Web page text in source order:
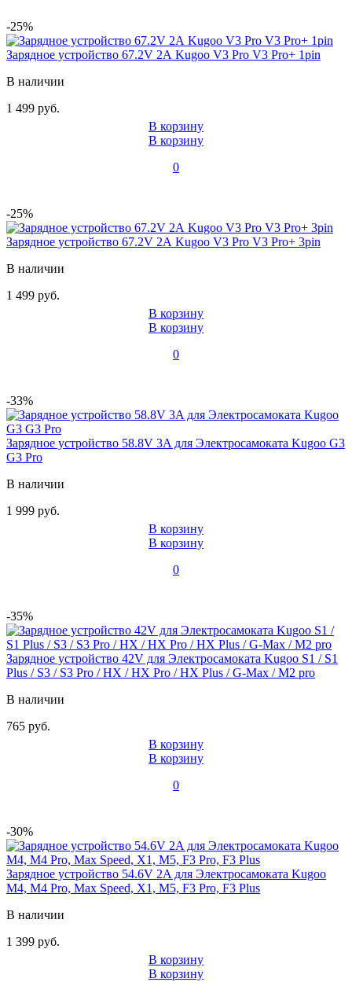
-25%
Зарядное устройство 67.2V 2А Kugoo V3 Pro V3 Pro+ 1pin
В наличии
1 499 руб.
В корзину
В корзину
0
-25%
Зарядное устройство 67.2V 2А Kugoo V3 Pro V3 Pro+ 3pin
В наличии
1 499 руб.
В корзину
В корзину
0
-33%
Зарядное устройство 58.8V 3A для Электросамоката Kugoo G3
G3 Pro
В наличии
1 999 руб.
В корзину
В корзину
0
-35%
Зарядное устройство 42V для Электросамоката Kugoo S1 / S1
Plus / S3 / S3 Pro / HX / HX Pro / HX Plus / G-Max / M2 pro
В наличии
765 руб.
В корзину
В корзину
0
-30%
Зарядное устройство 54.6V 2A для Электросамоката Kugoo
M4, M4 Pro, Max Speed, X1, M5, F3 Pro, F3 Plus
В наличии
1 399 руб.
В корзину
В корзину